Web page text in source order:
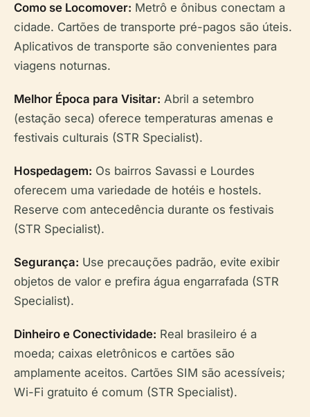
Como se Locomover: Metrô e ônibus conectam a
cidade. Cartões de transporte pré-pagos são úteis.
Aplicativos de transporte são convenientes para
viagens noturnas.
Melhor Época para Visitar: Abril a setembro
(estação seca) oferece temperaturas amenas e
festivais culturais (STR Specialist).
Hospedagem: Os bairros Savassi e Lourdes
oferecem uma variedade de hotéis e hostels.
Reserve com antecedência durante os festivais
(STR Specialist).
Segurança: Use precauções padrão, evite exibir
objetos de valor e prefira água engarrafada (STR
Specialist).
Dinheiro e Conectividade: Real brasileiro é a
moeda; caixas eletrônicos e cartões são
amplamente aceitos. Cartões SIM são acessíveis;
Wi-Fi gratuito é comum (STR Specialist).